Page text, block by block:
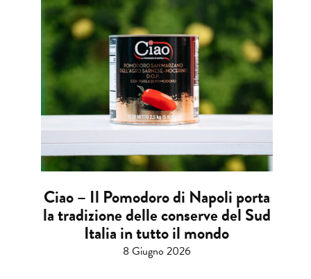
Ciao – Il Pomodoro di Napoli porta
la tradizione delle conserve del Sud
Italia in tutto il mondo
8 Giugno 2026